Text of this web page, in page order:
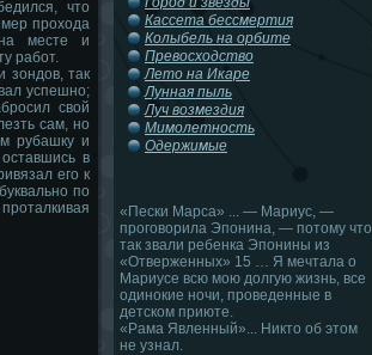
что
прохода
на месте и
работ.
зондов, так
успешно;
свой
сам, но
рубашку и
в
его к
по
Кассета бессмертия
Колыбель на орбите
Превосходство
Лето на Икаре
Лунная пыль
Луч возмездия
Мимолетность
Одержимые
«Пески Марса» ... — Мариус, —
проговорила Эпонина, — потому что
так звали ребенка Эпонины из
«Отверженных» 15 … Я мечтала о
Мариусе всю мою долгую жизнь, все
одинокие ночи, проведенные в
детском приюте.
«Рама Явленный»... Никто об этом
не узнал.